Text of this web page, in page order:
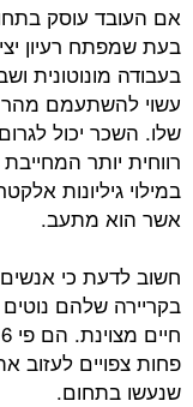
אם העובד עוסק
בעת שמפתח רעיון
בעבודה מונוטונית
עשוי להשתעמם מהר
שלו. השכר יכול
רווחית יותר
במילוי גיליונות
אשר הוא מתעב.
חשוב לדעת כי
בקריירה שלהם
פחות צפויים לעזוב
שנעשו בתחום.